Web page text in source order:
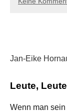
Jan-Eike
Leute,
Wenn man